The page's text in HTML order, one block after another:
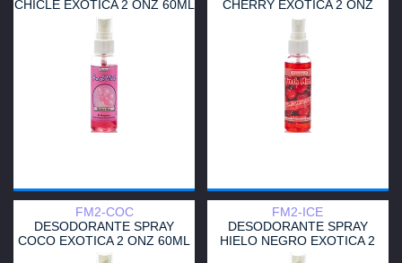
CHICLE EXOTICA 2 ONZ 60ML
CHERRY EXOTICA 2 ONZ
FM2-COC
DESODORANTE SPRAY
COCO EXOTICA 2 ONZ 60ML
FM2-ICE
DESODORANTE SPRAY
HIELO NEGRO EXOTICA 2
ONZ 6